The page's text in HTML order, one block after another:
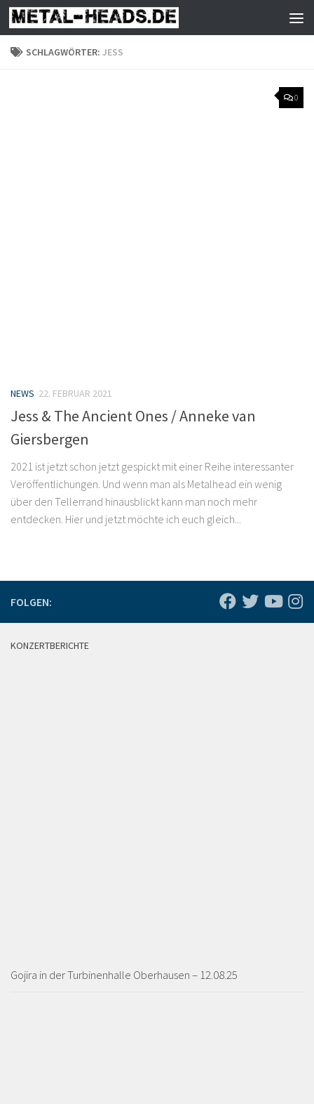
Zum Inhalt springen
SCHLAGWÖRTER: JESS
0
NEWS 22. FEBRUAR 2021
Jess & The Ancient Ones / Anneke van
Giersbergen
2021 ist jetzt schon jetzt gespickt mit einer Reihe interessanter
Veröffentlichungen. Und wenn man als Metalhead ein wenig
über den Tellerrand hinausblickt kann man noch mehr
entdecken. Hier und jetzt möchte ich euch gleich...
FOLGEN:
KONZERTBERICHTE
Gojira in der Turbinenhalle Oberhausen – 12.08.25